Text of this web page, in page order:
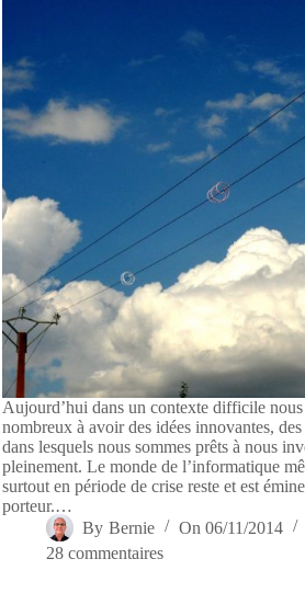
Aujourd’hui dans un contexte difficile nous
nombreux à avoir des idées innovantes,
dans lesquels nous sommes prêts à nous
pleinement. Le monde de l’informatique
surtout en période de crise reste et est
porteur.…
By Bernie On 06/11/2014
28 commentaires